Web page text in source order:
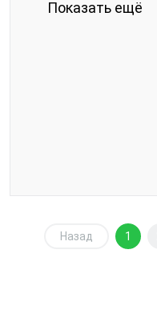
Показать ещё
Назад 1